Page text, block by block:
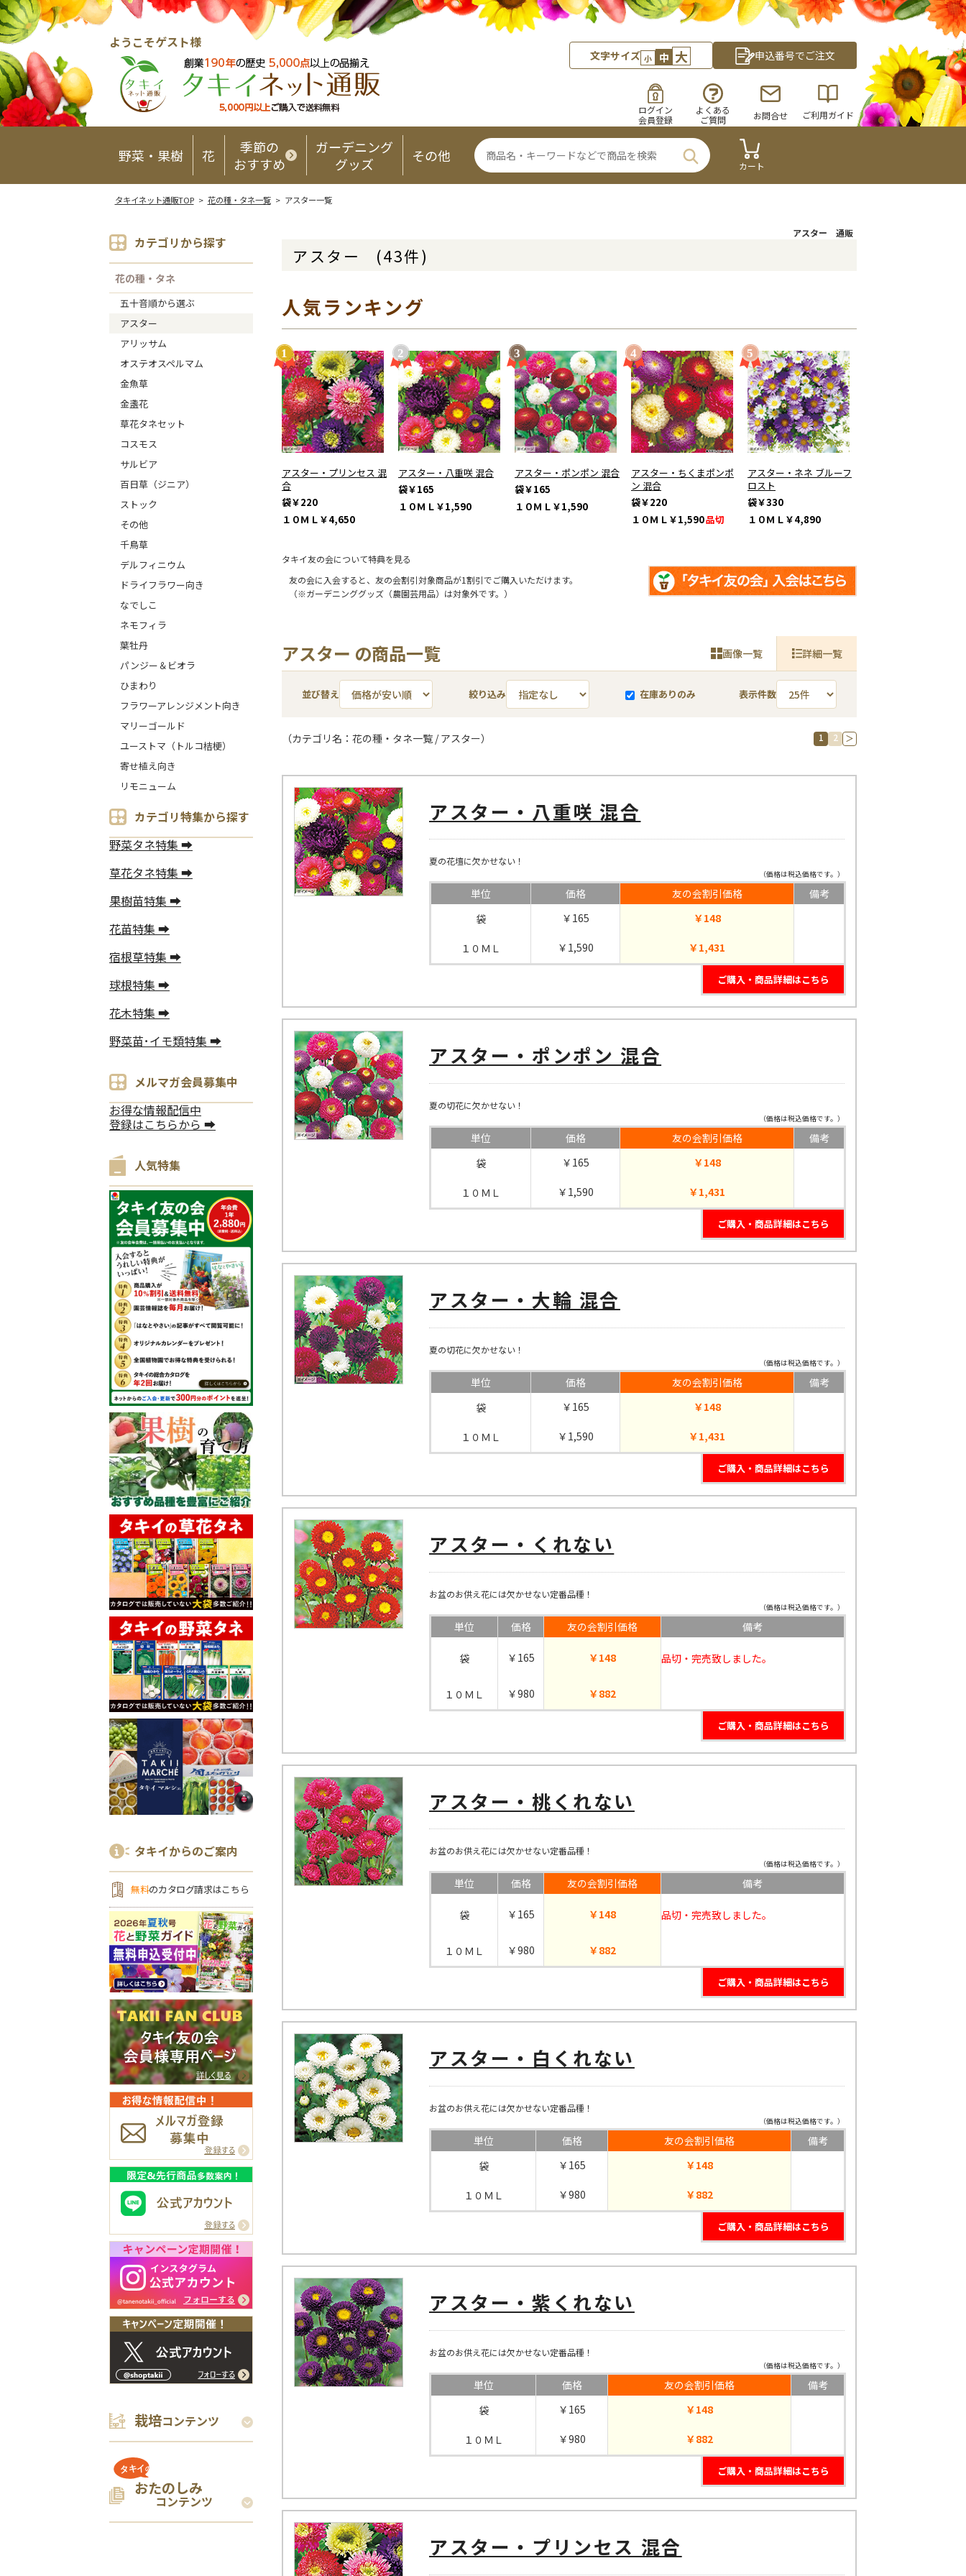
ようこそゲスト様
文字サイズ 小 中 大 申込番号でご注文
ログイン
会員登録
よくある
ご質問
お問合せ ご利用ガイド
野菜・果樹 花
季節の
おすすめ
ガーデニング
グッズ
その他
カート
タキイネット通販TOP> 花の種・タネ一覧> アスター一覧
カテゴリから探す
花の種・タネ
五十音順から選ぶ
アスター
アリッサム
オステオスペルマム
金魚草
金盞花
草花タネセット
コスモス
サルビア
百日草（ジニア）
ストック
その他
千鳥草
デルフィニウム
ドライフラワー向き
なでしこ
ネモフィラ
葉牡丹
パンジー＆ビオラ
ひまわり
フラワーアレンジメント向き
マリーゴールド
ユーストマ（トルコ桔梗）
寄せ植え向き
リモニューム
カテゴリ特集から探す
野菜タネ特集 ➡
草花タネ特集 ➡
果樹苗特集 ➡
花苗特集 ➡
宿根草特集 ➡
球根特集 ➡
花木特集 ➡
野菜苗･イモ類特集 ➡
メルマガ会員募集中
お得な情報配信中
登録はこちらから ➡
人気特集
タキイからのご案内
無料のカタログ請求はこちら
栽培コンテンツ
おたのしみ
コンテンツ
アスター 通販
アスター (43件)
人気ランキング
アスター・プリンセス 混
合
袋￥220
１０ＭＬ ￥4,650
アスター・八重咲 混合
袋￥165
１０ＭＬ ￥1,590
アスター・ポンポン 混合
袋￥165
１０ＭＬ ￥1,590
アスター・ちくまポンポ
ン 混合
袋￥220
１０ＭＬ ￥1,590品切
アスター・ネネ ブルーフ
ロスト
袋￥330
１０ＭＬ ￥4,890
タキイ友の会について特典を見る
友の会に入会すると、友の会割引対象商品が1割引でご購入いただけます。
（※ガーデニンググッズ（農園芸用品）は対象外です。）
アスター の商品一覧 画像一覧 詳細一覧
並び替え 絞り込み 在庫ありのみ 表示件数
（カテゴリ名：花の種・タネ一覧 / アスター） 1 2 ＞
アスター・八重咲 混合
夏の花壇に欠かせない！
（価格は税込価格です。）
単位 価格 友の会割引価格
備考
袋
￥165 ￥148
１０ＭＬ ￥1,590 ￥1,431
ご購入・商品詳細はこちら
アスター・ポンポン 混合
夏の切花に欠かせない！
（価格は税込価格です。）
単位 価格 友の会割引価格
備考
袋
￥165 ￥148
１０ＭＬ ￥1,590 ￥1,431
ご購入・商品詳細はこちら
アスター・大輪 混合
夏の切花に欠かせない！
（価格は税込価格です。）
単位 価格 友の会割引価格
備考
袋
￥165 ￥148
１０ＭＬ ￥1,590 ￥1,431
ご購入・商品詳細はこちら
アスター・くれない
お盆のお供え花には欠かせない定番品種！
（価格は税込価格です。）
単位 価格 友の会割引価格 備考
袋 ￥165 ￥148 品切・完売致しました。
１０ＭＬ ￥980 ￥882
ご購入・商品詳細はこちら
アスター・桃くれない
お盆のお供え花には欠かせない定番品種！
（価格は税込価格です。）
単位 価格 友の会割引価格 備考
袋 ￥165 ￥148 品切・完売致しました。
１０ＭＬ ￥980 ￥882
ご購入・商品詳細はこちら
アスター・白くれない
お盆のお供え花には欠かせない定番品種！
（価格は税込価格です。）
単位 価格 友の会割引価格
備考
袋
￥165 ￥148
１０ＭＬ ￥980 ￥882
ご購入・商品詳細はこちら
アスター・紫くれない
お盆のお供え花には欠かせない定番品種！
（価格は税込価格です。）
単位 価格 友の会割引価格
備考
袋
￥165 ￥148
１０ＭＬ ￥980 ￥882
ご購入・商品詳細はこちら
アスター・プリンセス 混合